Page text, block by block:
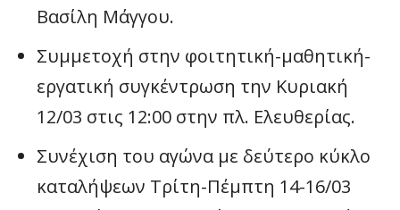
Βασίλη Μάγγου.
Συμμετοχή στην φοιτητική-μαθητική-
εργατική συγκέντρωση την Κυριακή
12/03 στις 12:00 στην πλ. Ελευθερίας.
Συνέχιση του αγώνα με δεύτερο κύκλο
καταλήψεων Τρίτη-Πέμπτη 14-16/03